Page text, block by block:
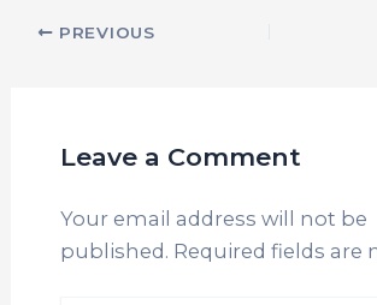
PREVIOUS
Leave a Comment
Your email address will not be
published. Required fields are